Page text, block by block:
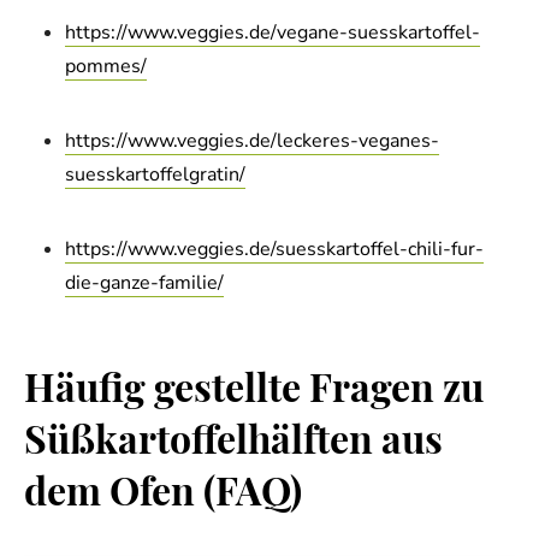
https://www.veggies.de/vegane-suesskartoffel-
pommes/
https://www.veggies.de/leckeres-veganes-
suesskartoffelgratin/
https://www.veggies.de/suesskartoffel-chili-fur-
die-ganze-familie/
Häufig gestellte Fragen zu
Süßkartoffelhälften aus
dem Ofen (FAQ)